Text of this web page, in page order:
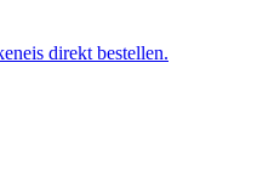
direkt bestellen.